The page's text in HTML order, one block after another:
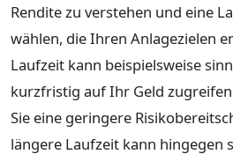
Rendite zu verstehen und eine
wählen, die Ihren Anlagezielen
Laufzeit kann beispielsweise
kurzfristig auf Ihr Geld
Sie eine geringere
längere Laufzeit kann hingegen